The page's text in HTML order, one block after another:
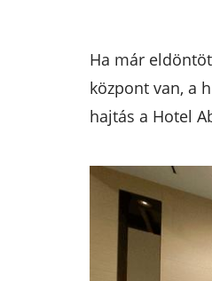
Ha már
központ van, a
hajtás a Hotel